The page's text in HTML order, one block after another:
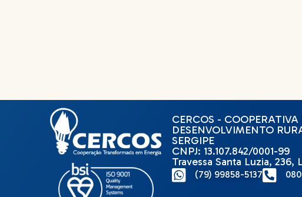
CERCOS -
DESENVOLVIMENTO
SERGIPE
CNPJ: 13.107.842/0001-99
Travessa Santa Luzia, 236,
(79) 99858-5137